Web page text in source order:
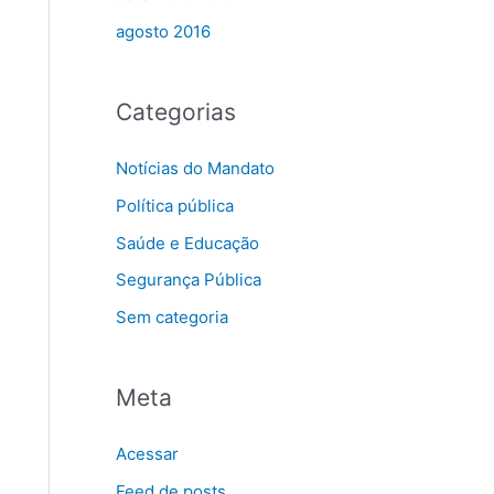
agosto 2016
Categorias
Notícias do Mandato
Política pública
Saúde e Educação
Segurança Pública
Sem categoria
Meta
Acessar